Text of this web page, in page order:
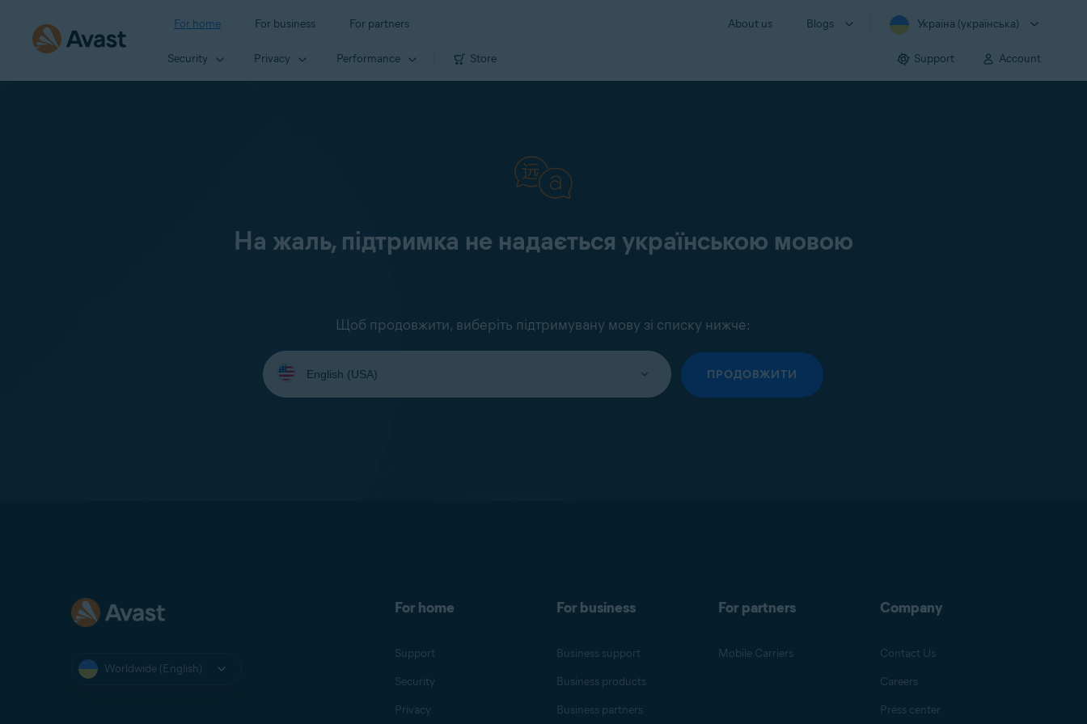
For home For business For partners About us Blogs Україна (українська)
Security Privacy Performance Store Support Account
На жаль, підтримка не надається українською мовою
Щоб продовжити, виберіть підтримувану мову зі списку нижче:
Select
your
language:
ПРОДОВЖИТИ
Worldwide (English)
For home
Support
Security
Privacy
For business
Business support
Business products
Business partners
For partners
Mobile Carriers
Company
Contact Us
Careers
Press center